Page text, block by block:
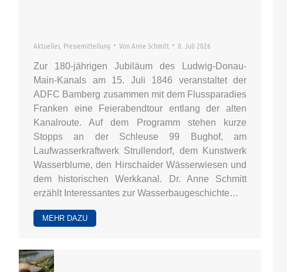
Aktuelles Pressemitteilung Von Anne Schmitt 8. Juli 2026
Zur 180-jährigen Jubiläum des Ludwig-Donau-
Main-Kanals am 15. Juli 1846 veranstaltet der
ADFC Bamberg zusammen mit dem Flussparadies
Franken eine Feierabendtour entlang der alten
Kanalroute. Auf dem Programm stehen kurze
Stopps an der Schleuse 99 Bughof, am
Laufwasserkraftwerk Strullendorf, dem Kunstwerk
Wasserblume, den Hirschaider Wässerwiesen und
dem historischen Werkkanal. Dr. Anne Schmitt
erzählt Interessantes zur Wasserbaugeschichte…
MEHR DAZU